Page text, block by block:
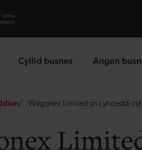
Cyllid busnes
landing page Angen
landing
Wagonex Limited yn cyhoeddi